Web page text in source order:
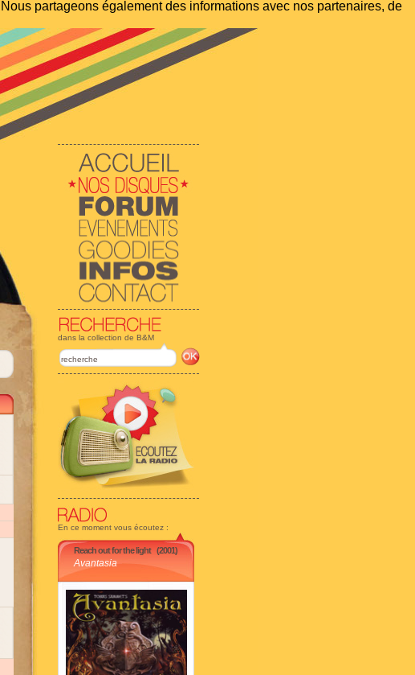
partageons également des informations avec nos partenaires, de
dans la collection de B&M
En ce moment vous écoutez :
Reach out for the light (2001)
Avantasia